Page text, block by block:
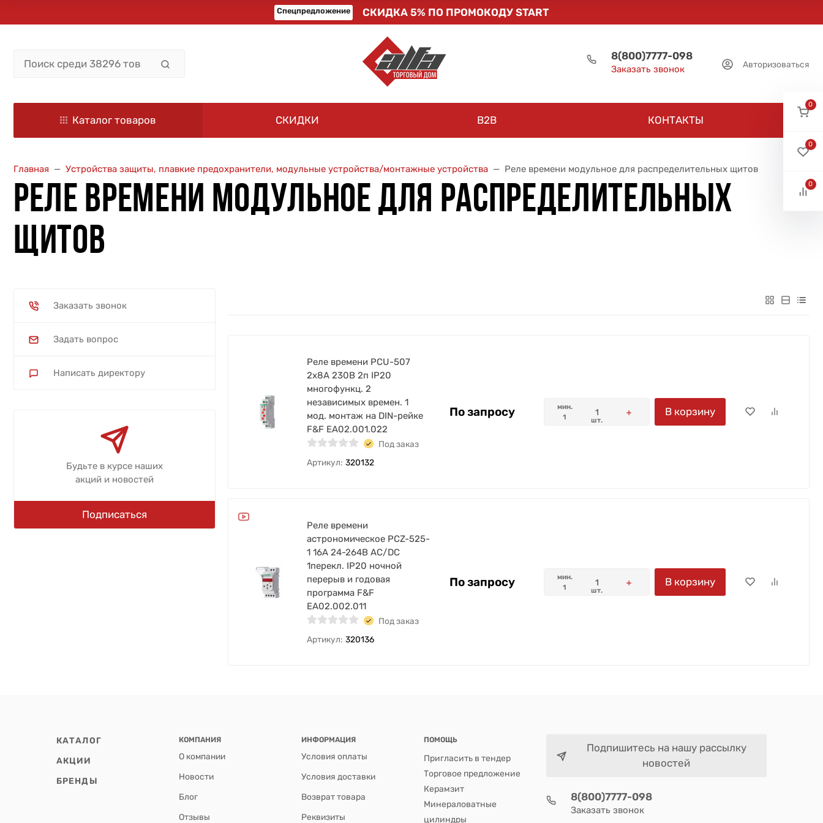
Спецпредложение СКИДКА 5% ПО ПРОМОКОДУ START
8(800)7777-098
Заказать звонок Авторизоваться
Каталог товаров СКИДКИ B2B КОНТАКТЫ
Главная Устройства защиты, плавкие предохранители, модульные устройства/монтажные устройства Реле времени модульное для распределительных щитов
РЕЛЕ ВРЕМЕНИ МОДУЛЬНОЕ ДЛЯ РАСПРЕДЕЛИТЕЛЬНЫХ
ЩИТОВ
Заказать звонок
Задать вопрос
Написать директору
Будьте в курсе наших
акций и новостей
Подписаться
Реле времени PCU-507
2х8А 230В 2п IP20
многофункц. 2
независимых времен. 1
мод. монтаж на DIN-рейке
F&F EA02.001.022
Под заказ
Артикул: 320132
По запросу
мин.
1
шт.
В корзину
Реле времени
астрономическое PCZ-525-
1 16А 24-264В AC/DC
1перекл. IP20 ночной
перерыв и годовая
программа F&F
EA02.002.011
Под заказ
Артикул: 320136
По запросу
мин.
1
шт.
В корзину
КАТАЛОГ
АКЦИИ
БРЕНДЫ
КОМПАНИЯ
О компании
Новости
Блог
Отзывы
ИНФОРМАЦИЯ
Условия оплаты
Условия доставки
Возврат товара
Реквизиты
ПОМОЩЬ
Пригласить в тендер
Торговое предложение
Керамзит
Минераловатные
цилиндры
Подпишитесь на нашу рассылку
новостей
8(800)7777-098
Заказать звонок
0
0
0